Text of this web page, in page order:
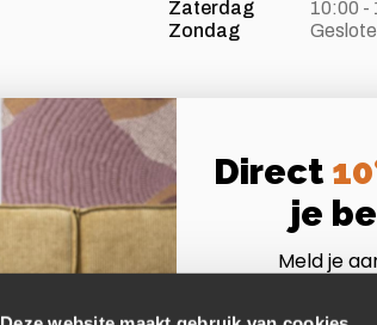
Zaterdag
10:00 -
Zondag
Instagram
Direct
je
Meld je
*Let op:niet te